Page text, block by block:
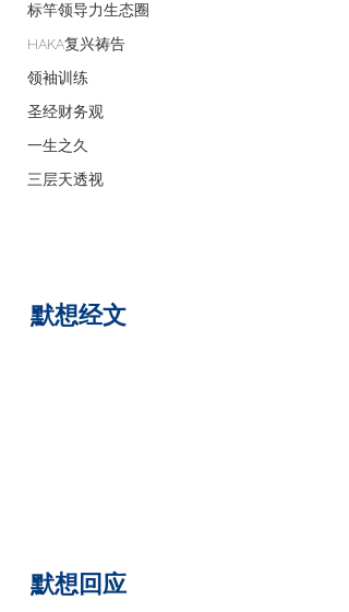
标竿领导力生态圈
HAKA复兴祷告
领袖训练
圣经财务观
一生之久
三层天透视
默想经文
默想回应